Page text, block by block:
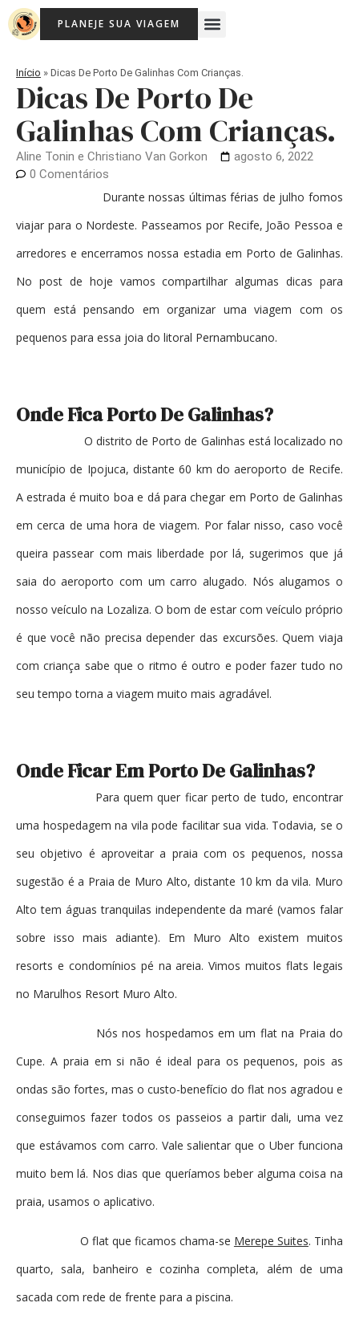
para
PLANEJE SUA VIAGEM Menu
Início » Dicas De Porto De Galinhas Com Crianças.
Dicas De Porto De
Galinhas Com Crianças.
Aline Tonin e Christiano Van Gorkon
agosto 6, 2022
0 Comentários
Durante nossas últimas férias de julho fomos
viajar para o Nordeste. Passeamos por Recife, João Pessoa e
arredores e encerramos nossa estadia em Porto de Galinhas.
No post de hoje vamos compartilhar algumas dicas para
quem está pensando em organizar uma viagem com os
pequenos para essa joia do litoral Pernambucano.
Onde Fica Porto De Galinhas?
O distrito de Porto de Galinhas está localizado no
município de Ipojuca, distante 60 km do aeroporto de Recife.
A estrada é muito boa e dá para chegar em Porto de Galinhas
em cerca de uma hora de viagem. Por falar nisso, caso você
queira passear com mais liberdade por lá, sugerimos que já
saia do aeroporto com um carro alugado. Nós alugamos o
nosso veículo na Lozaliza. O bom de estar com veículo próprio
é que você não precisa depender das excursões. Quem viaja
com criança sabe que o ritmo é outro e poder fazer tudo no
seu tempo torna a viagem muito mais agradável.
Onde Ficar Em Porto De Galinhas?
Para quem quer ficar perto de tudo, encontrar
uma hospedagem na vila pode facilitar sua vida. Todavia, se o
seu objetivo é aproveitar a praia com os pequenos, nossa
sugestão é a Praia de Muro Alto, distante 10 km da vila. Muro
Alto tem águas tranquilas independente da maré (vamos falar
sobre isso mais adiante). Em Muro Alto existem muitos
resorts e condomínios pé na areia. Vimos muitos flats legais
no Marulhos Resort Muro Alto.
Nós nos hospedamos em um flat na Praia do
Cupe. A praia em si não é ideal para os pequenos, pois as
ondas são fortes, mas o custo-benefício do flat nos agradou e
conseguimos fazer todos os passeios a partir dali, uma vez
que estávamos com carro. Vale salientar que o Uber funciona
muito bem lá. Nos dias que queríamos beber alguma coisa na
praia, usamos o aplicativo.
O flat que ficamos chama-se Merepe Suites. Tinha
quarto, sala, banheiro e cozinha completa, além de uma
sacada com rede de frente para a piscina.